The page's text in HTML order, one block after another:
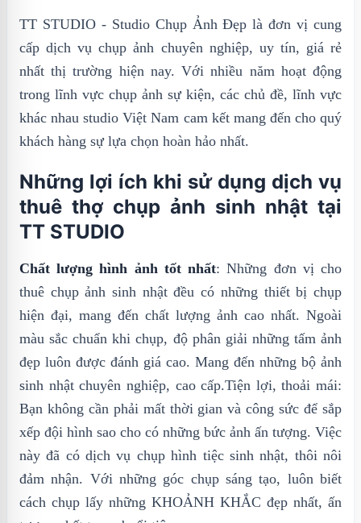
TT STUDIO - Studio Chụp Ảnh Đẹp là đơn vị cung
cấp dịch vụ chụp ảnh chuyên nghiệp, uy tín, giá rẻ
nhất thị trường hiện nay. Với nhiều năm hoạt động
trong lĩnh vực chụp ảnh sự kiện, các chủ đề, lĩnh vực
khác nhau studio Việt Nam cam kết mang đến cho quý
khách hàng sự lựa chọn hoàn hảo nhất.
Những lợi ích khi sử dụng dịch vụ
thuê thợ chụp ảnh sinh nhật tại
TT STUDIO
Chất lượng hình ảnh tốt nhất: Những đơn vị cho
thuê chụp ảnh sinh nhật đều có những thiết bị chụp
hiện đại, mang đến chất lượng ảnh cao nhất. Ngoài
màu sắc chuẩn khi chụp, độ phân giải những tấm ảnh
đẹp luôn được đánh giá cao. Mang đến những bộ ảnh
sinh nhật chuyên nghiệp, cao cấp.Tiện lợi, thoải mái:
Bạn không cần phải mất thời gian và công sức để sắp
xếp đội hình sao cho có những bức ảnh ấn tượng. Việc
này đã có dịch vụ chụp hình tiệc sinh nhật, thôi nôi
đảm nhận. Với những góc chụp sáng tạo, luôn biết
cách chụp lấy những KHOẢNH KHẮC đẹp nhất, ấn